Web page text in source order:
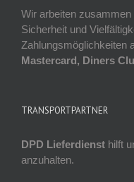
Wir arbeiten zusammen
Sicherheit und
Zahlungsmöglichkeiten
Mastercard, Diners
TRANSPORTPARTNER
DPD Lieferdienst hilft
anzuhalten.